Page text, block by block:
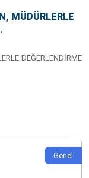
MÜDÜRLERLE
DEĞERLENDİRME
Genel